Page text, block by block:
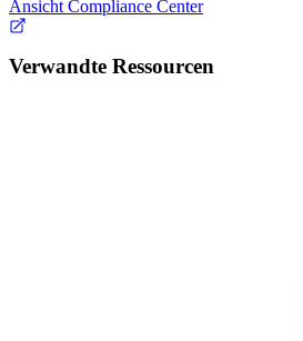
Ansicht Compliance Center
Verwandte Ressourcen